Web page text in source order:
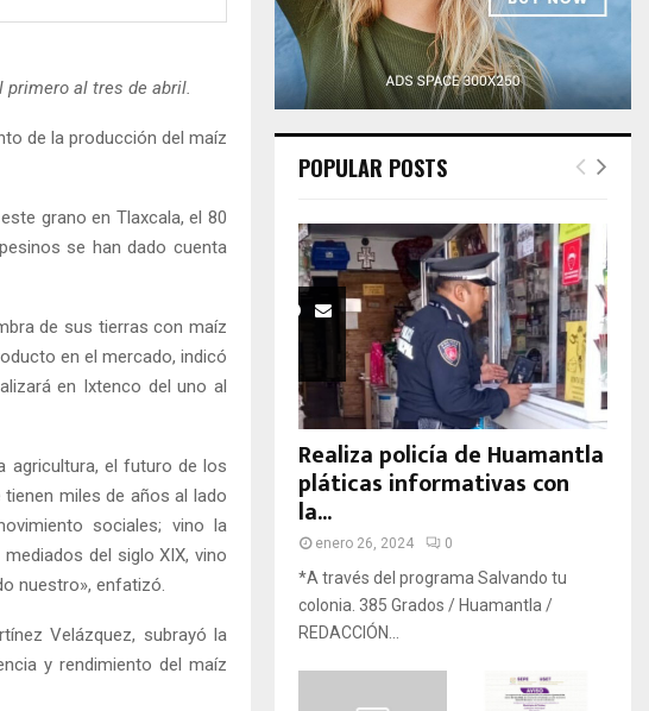
primero al tres de abril.
de la producción del maíz
grano en Tlaxcala, el 80
se han dado cuenta
de sus tierras con maíz
en el mercado, indicó
en Ixtenco del uno al
agricultura, el futuro de los
miles de años al lado
sociales; vino la
del siglo XIX, vino
nuestro», enfatizó.
Velázquez, subrayó la
y rendimiento del maíz
POPULAR POSTS
Realiza policía de Huamantla
pláticas informativas con
la...
enero 26, 2024 0
*A través del programa Salvando tu
colonia. 385 Grados / Huamantla /
REDACCIÓN...